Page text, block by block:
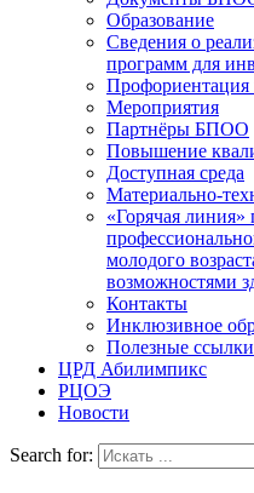
Образование
Сведения о
программ для
Профориентация
Мероприятия
Партнёры БПОО
Повышение
Доступная среда
Материально-
«Горячая
молодого
возможностями
Контакты
Инклюзивное
Полезные ссылки
ЦРД Абилимпикс
РЦОЭ
Новости
Search for: